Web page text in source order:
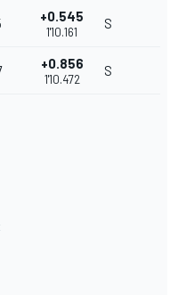
+0.545
1'10.161
S
+0.856
1'10.472
S